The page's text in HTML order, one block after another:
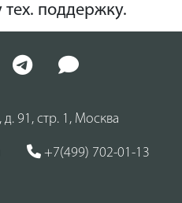
поддержку.
91, стр. 1, Москва
+7(499) 702-01-13